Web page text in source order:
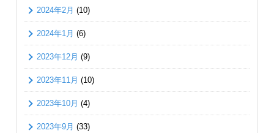
2024年2月 (10)
2024年1月 (6)
2023年12月 (9)
2023年11月 (10)
2023年10月 (4)
2023年9月 (33)